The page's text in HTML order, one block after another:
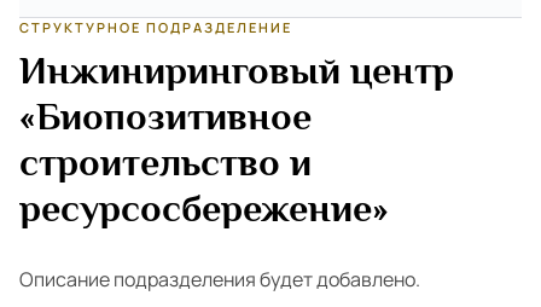
СТРУКТУРНОЕ ПОДРАЗДЕЛЕНИЕ
Инжиниринговый центр
«Биопозитивное
строительство и
ресурсосбережение»
Описание подразделения будет добавлено.